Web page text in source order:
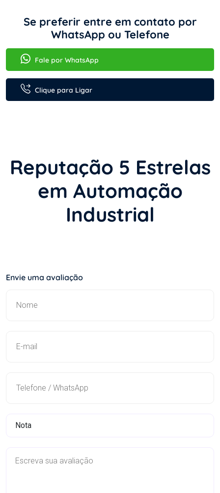
Se preferir entre em contato por
WhatsApp ou Telefone
Fale por WhatsApp
Clique para Ligar
Reputação 5 Estrelas
em Automação
Industrial
Envie uma avaliação